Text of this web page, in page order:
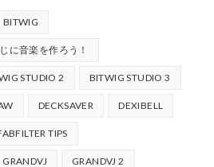
BITWIG
に音楽を作ろう！
STUDIO 2 BITWIG STUDIO 3
DECKSAVER DEXIBELL
TIPS
GRANDVJ GRANDVJ 2